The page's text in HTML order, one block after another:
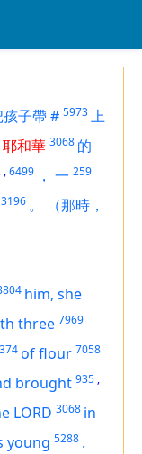
子帶# 5973上
耶和華 3068 的
,6499 ， 一 259
3196 。
（那時，
him, she
three 7969
374of flour 7058
brought 935 ,
LORD 3068 in
young 5288 .